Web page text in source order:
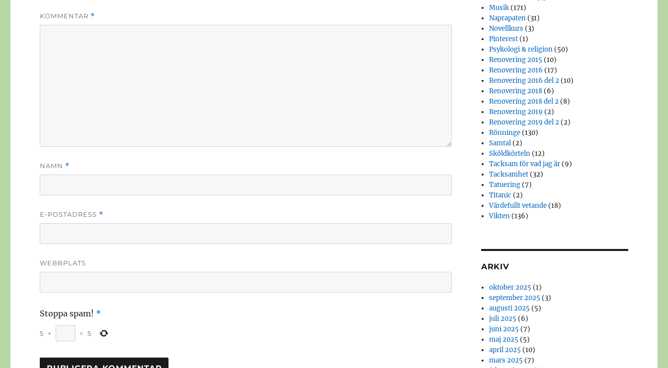
KOMMENTAR *
NAMN *
E-POSTADRESS *
WEBBPLATS
Stoppa spam! *
5 × = 5
Musik (171)
Naprapaten (31)
Novellkurs (3)
Pinterest (1)
Psykologi & religion (50)
Renovering 2015 (10)
Renovering 2016 (17)
Renovering 2016 del 2 (10)
Renovering 2018 (6)
Renovering 2018 del 2 (8)
Renovering 2019 (2)
Renovering 2019 del 2 (2)
Rönninge (130)
Samtal (2)
Sköldkörteln (12)
Tacksam för vad jag är (9)
Tacksamhet (32)
Tatuering (7)
Titanic (2)
Värdefullt vetande (18)
Vikten (136)
ARKIV
oktober 2025 (1)
september 2025 (3)
augusti 2025 (5)
juli 2025 (6)
juni 2025 (7)
maj 2025 (5)
april 2025 (10)
mars 2025 (7)